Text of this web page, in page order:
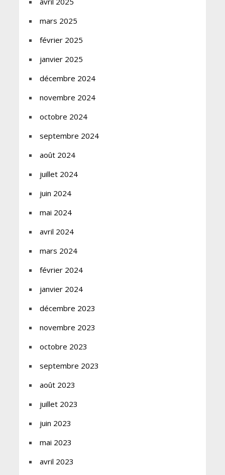
mars 2025
février 2025
janvier 2025
décembre 2024
novembre 2024
octobre 2024
septembre 2024
août 2024
juillet 2024
juin 2024
mai 2024
avril 2024
mars 2024
février 2024
janvier 2024
décembre 2023
novembre 2023
octobre 2023
septembre 2023
août 2023
juillet 2023
juin 2023
mai 2023
avril 2023